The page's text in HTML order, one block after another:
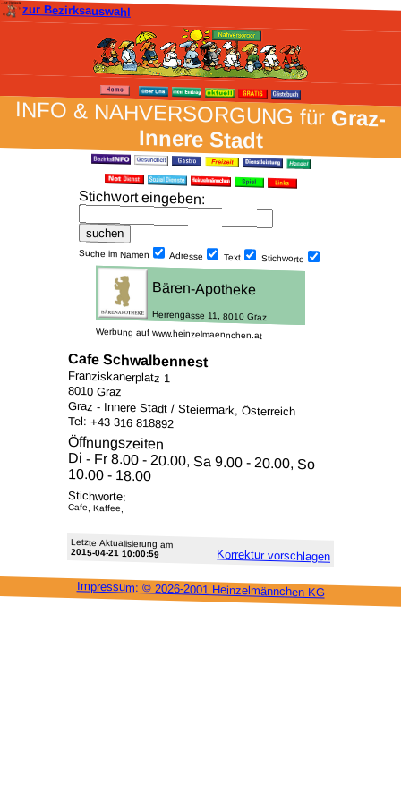
zur Bezirksauswahl
INFO & NAH­VER­SORG­UNG fürGraz-
Innere Stadt
Stich­wort ein­geben:
Suche im Namen Adresse Text Stich­worte
Werbung auf www.heinzelmaennchen.at
Cafe Schwalbennest
Franziskanerplatz 1
8010 Graz
Graz - Innere Stadt / Steiermark, Österreich
Tel: +43 316 818892
Öffnungszeiten
Di - Fr 8.00 - 20.00, Sa 9.00 - 20.00, So
10.00 - 18.00
Stichworte:
Cafe, Kaffee,
Letzte Aktu­alisie­rung am
2015-04-21 10:00:59 Korrektur vor­schlagen
Impressum: © 2026-2001 Heinzel­männchen KG